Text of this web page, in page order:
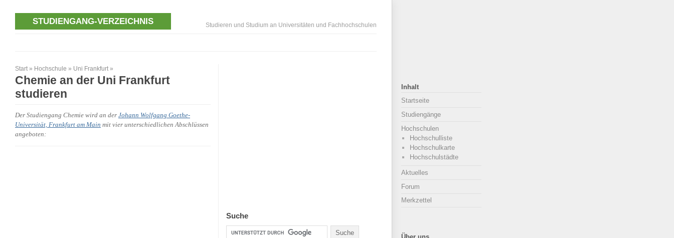
STUDIENGANG-VERZEICHNIS Studieren und Studium an Universitäten und Fachhochschulen
Start » Hochschule » Uni Frankfurt »
Chemie an der Uni Frankfurt
studieren
Der Studiengang Chemie wird an der Johann Wolfgang Goethe-
Universität, Frankfurt am Main mit vier unterschiedlichen Abschlüssen
angeboten:
Suche
Inhalt
Startseite
Studiengänge
Hochschulen
Hochschulliste
Hochschulkarte
Hochschulstädte
Aktuelles
Forum
Merkzettel